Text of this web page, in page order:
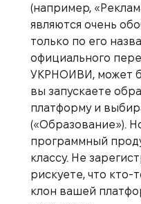
(например,
являются очень
только по его
официального
УКРНОИВИ, может
вы запускаете
платформу и
(«Образование»).
программный
классу. Не
рискуете, что кто-
клон вашей